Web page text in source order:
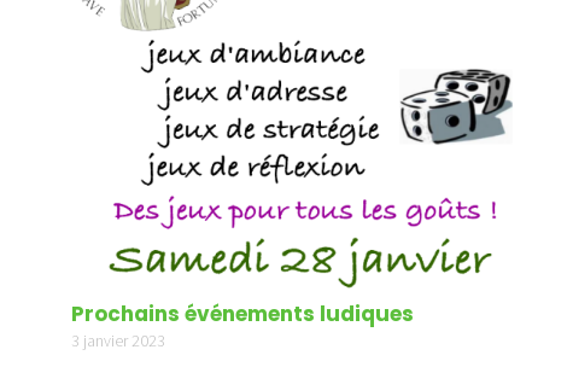
Prochains événements ludiques
3 janvier 2023